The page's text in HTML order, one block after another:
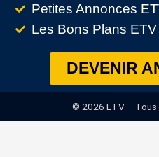
Petites Annonces
Les Bons Plans ETV
DEVENIR
© 2026 ETV – Tous